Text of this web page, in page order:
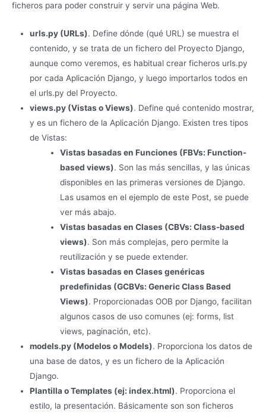
ficheros para poder construir y servir una página Web.
urls.py (URLs). Define dónde (qué URL) se muestra el
contenido, y se trata de un fichero del Proyecto Django,
aunque como veremos, es habitual crear ficheros urls.py
por cada Aplicación Django, y luego importarlos todos en
el urls.py del Proyecto.
views.py (Vistas o Views). Define qué contenido mostrar,
y es un fichero de la Aplicación Django. Existen tres tipos
de Vistas:
Vistas basadas en Funciones (FBVs: Function-
based views). Son las más sencillas, y las únicas
disponibles en las primeras versiones de Django.
Las usamos en el ejemplo de este Post, se puede
ver más abajo.
Vistas basadas en Clases (CBVs: Class-based
views). Son más complejas, pero permite la
reutilización y se puede extender.
Vistas basadas en Clases genéricas
predefinidas (GCBVs: Generic Class Based
Views). Proporcionadas OOB por Django, facilitan
algunos casos de uso comunes (ej: forms, list
views, paginación, etc).
models.py (Modelos o Models). Proporciona los datos de
una base de datos, y es un fichero de la Aplicación
Django.
Plantilla o Templates (ej: index.html). Proporciona el
estilo, la presentación. Básicamente son son ficheros